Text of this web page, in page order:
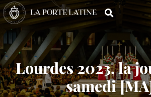
Lourdes 2023, la
samedi